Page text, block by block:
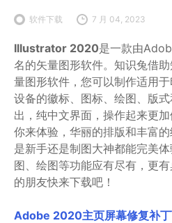
软件下载 7 月 04, 2023
Illustrator 2020是一款由
名的矢量图形软件。知识兔借
量图形软件，您可以制作适用
设备的徽标、图标、绘图、版
出，纯中文界面，操作起来更
你来体验，华丽的排版和丰富
是新手还是制图大神都能完美
图、绘图等功能应有尽有，更
的朋友快来下载吧！
Adobe 2020主页屏幕修复补